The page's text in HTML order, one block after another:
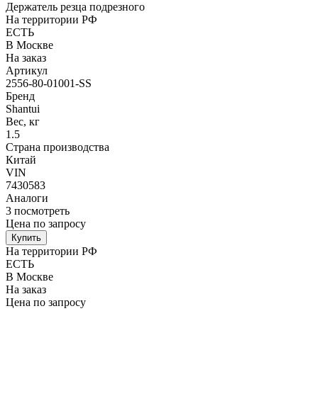
Держатель резца подрезного
На территории РФ
ЕСТЬ
В Москве
На заказ
Артикул
2556-80-01001-SS
Бренд
Shantui
Вес, кг
1.5
Страна производства
Китай
VIN
7430583
Аналоги
3 посмотреть
Цена по запросу
Купить
На территории РФ
ЕСТЬ
В Москве
На заказ
Цена по запросу